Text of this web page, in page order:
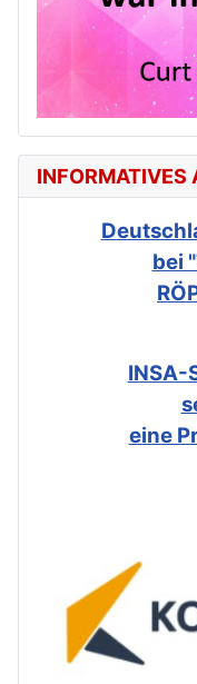
INFORMATIVES
bei
INSA-
eine